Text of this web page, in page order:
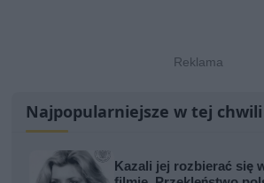
Najpopularniejsze w tej chwili
Kazali jej rozbierać się